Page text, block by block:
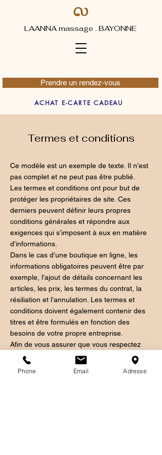
Prendre un rendez-vous
ACHAT E-CARTE CADEAU
LAANNA massage . BAYONNE
Termes et conditions
Ce modèle est un exemple de texte. Il n’est
pas complet et ne peut pas être publié.
Les termes et conditions ont pour but de
protéger les propriétaires de site. Ces
derniers peuvent définir leurs propres
conditions générales et répondre aux
exigences qui s’imposent à eux en matière
d’informations.
Dans le cas d’une boutique en ligne, les
informations obligatoires peuvent être par
exemple, l’ajout de détails concernant les
articles, les prix, les termes du contrat, la
résiliation et l’annulation. Les termes et
conditions doivent également contenir des
titres et être formulés en fonction des
besoins de votre propre entreprise.
Afin de vous assurer que vous respectez
pleinement vos obligations légales, nous
vous conseillons vivement de demander
Phone Email Adresse